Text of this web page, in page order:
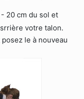
20 cm du sol et
votre talon.
le à nouveau